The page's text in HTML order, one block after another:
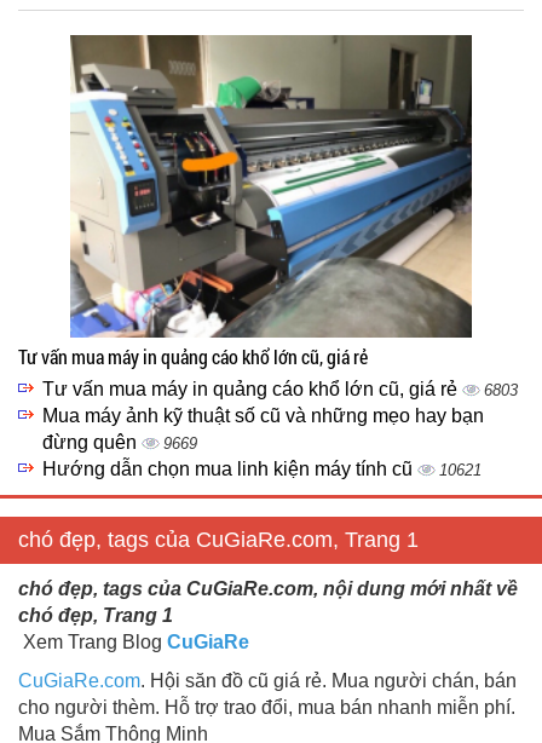
Tư vấn mua máy in quảng cáo khổ lớn cũ, giá rẻ
Tư vấn mua máy in quảng cáo khổ lớn cũ, giá rẻ 6803
Mua máy ảnh kỹ thuật số cũ và những mẹo hay bạn
đừng quên
9669
Hướng dẫn chọn mua linh kiện máy tính cũ 10621
chó đẹp, tags của CuGiaRe.com, Trang 1
chó đẹp, tags của CuGiaRe.com, nội dung mới nhất về
chó đẹp, Trang 1
Xem Trang Blog CuGiaRe
CuGiaRe.com. Hội săn đồ cũ giá rẻ. Mua người chán, bán
cho người thèm. Hỗ trợ trao đổi, mua bán nhanh miễn phí.
Mua Sắm Thông Minh